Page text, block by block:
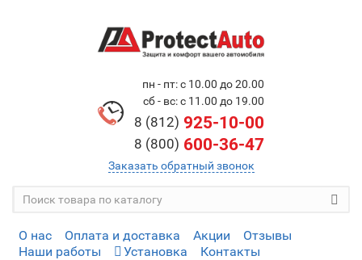
пн - пт: с 10.00 до 20.00
сб - вс: с 11.00 до 19.00
8 (812) 925-10-00
8 (800) 600-36-47
Заказать обратный звонок
О нас Оплата и доставка Акции
Отзывы
Наши работы
Установка Контакты